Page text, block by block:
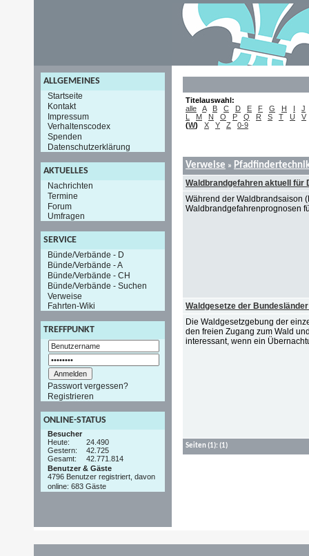
ALLGEMEINES
Startseite
Kontakt
Impressum
Verhaltenscodex
Spenden
Datenschutzerklärung
AKTUELLES
Nachrichten
Termine
Forum
Umfragen
SERVICE
Bünde/Verbände - D
Bünde/Verbände - A
Bünde/Verbände - CH
Bünde/Verbände - Suchen
Verweise
Fahrten-Wiki
TREFFPUNKT
Passwort vergessen?
Registrieren
ONLINE-STATUS
Besucher
Heute:
24.490
Gestern:
42.725
Gesamt:
42.771.814
Benutzer & Gäste
4796 Benutzer registriert, davon
online: 683 Gäste
Titelauswahl:
alle
A B C D E F G H I
J
L
M N O P Q R S T U
V
(W) X Y Z 0-9
Verweise »
Waldbrandgefahren aktuell für
Während der Waldbrandsaison
Waldbrandgefahrenprognosen
Waldgesetze der
Die Waldgesetzgebung der
den freien Zugang zum Wald
interessant, wenn ein
Seiten(1): (1)